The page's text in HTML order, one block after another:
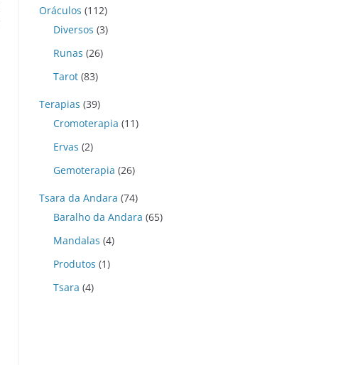
Oráculos (112)
Diversos (3)
Runas (26)
Tarot (83)
Terapias (39)
Cromoterapia (11)
Ervas (2)
Gemoterapia (26)
Tsara da Andara (74)
Baralho da Andara (65)
Mandalas (4)
Produtos (1)
Tsara (4)